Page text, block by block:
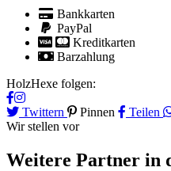
Bankkarten
PayPal
Kreditkarten
Barzahlung
HolzHexe folgen:
Twittern Pinnen Teilen
Wir stellen vor
Weitere Partner in